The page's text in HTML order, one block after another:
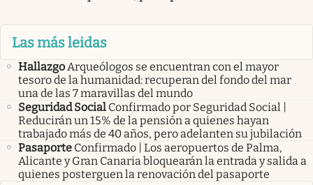
Las más leidas
HallazgoArqueólogos se encuentran con el mayor
tesoro de la humanidad: recuperan del fondo del mar
una de las 7 maravillas del mundo
Seguridad Social Confirmado por Seguridad Social |
Reducirán un 15% de la pensión a quienes hayan
trabajado más de 40 años, pero adelanten su jubilación
Pasaporte Confirmado | Los aeropuertos de Palma,
Alicante y Gran Canaria bloquearán la entrada y salida a
quienes posterguen la renovación del pasaporte